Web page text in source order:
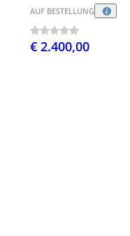
AUF BESTELLUNG
€ 2.400,00